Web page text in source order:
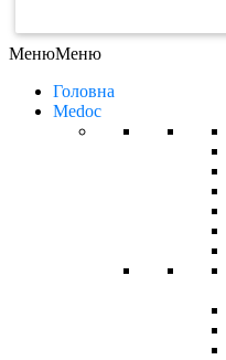
МенюМеню
Головна
Medoc